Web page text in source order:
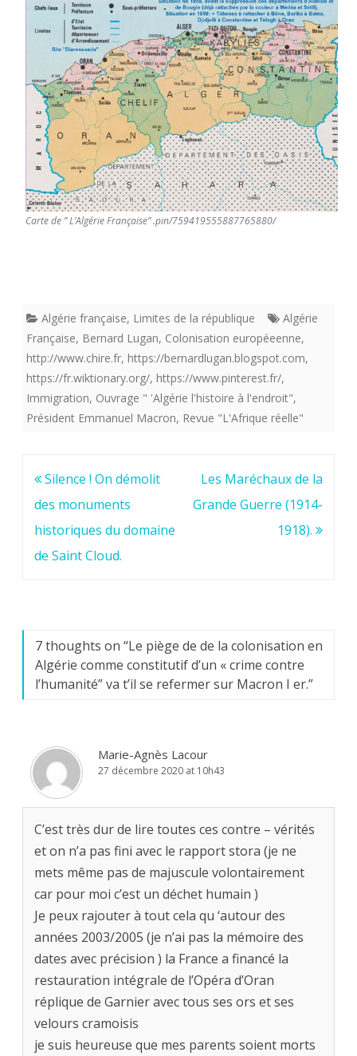
Carte de ” L’Algérie Française” .pin/759419555887765880/
Algérie française, Limites de la république
Algérie
Française, Bernard Lugan, Colonisation européeenne,
http://www.chire.fr, https://bernardlugan.blogspot.com,
https://fr.wiktionary.org/, https://www.pinterest.fr/,
Immigration, Ouvrage " 'Algérie l'histoire à l'endroit",
Président Emmanuel Macron, Revue "L'Afrique réelle"
Navigation
de
l’article
Silence ! On démolit
des monuments
historiques du domaine
de Saint Cloud.
Les Maréchaux de la
Grande Guerre (1914-
1918).
7 thoughts on “Le piège de de la colonisation en
Algérie comme constitutif d’un « crime contre
l’humanité” va t’il se refermer sur Macron I er.”
Marie-Agnès Lacour
27 décembre 2020 at 10h43
C’est très dur de lire toutes ces contre – vérités
et on n’a pas fini avec le rapport stora (je ne
mets même pas de majuscule volontairement
car pour moi c’est un déchet humain )
Je peux rajouter à tout cela qu ‘autour des
années 2003/2005 (je n’ai pas la mémoire des
dates avec précision ) la France a financé la
restauration intégrale de l’Opéra d’Oran
réplique de Garnier avec tous ses ors et ses
velours cramoisis
je suis heureuse que mes parents soient morts